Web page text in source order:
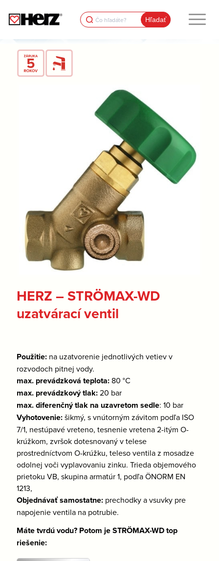
Search
for:
HERZ – STRÖMAX-WD
uzatvárací ventil
Použitie:na uzatvorenie jednotlivých vetiev v
rozvodoch pitnej vody.
max. prevádzková teplota:80 °C
max. prevádzkový tlak:20 bar
max. diferenčný tlak na uzavretom sedle: 10 bar
Vyhotovenie:šikmý, s vnútorným závitom podľa ISO
7/1, nestúpavé vreteno, tesnenie vretena 2-itým O-
krúžkom, zvršok dotesnovaný v telese
prostredníctvom O-krúžku, teleso ventila z mosadze
odolnej voči vyplavovaniu zinku. Trieda objemového
prietoku VB, skupina armatúr 1, podľa ÖNORM EN
1213,
Objednávať samostatne:prechodky a vsuvky pre
napojenie ventila na potrubie.
Máte tvrdú vodu? Potom je STRÖMAX-WD top
riešenie: